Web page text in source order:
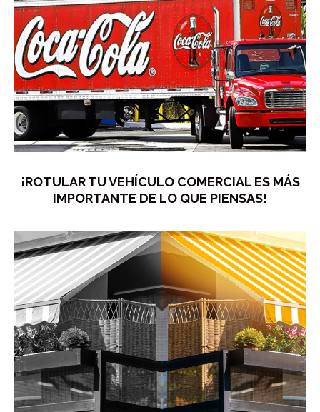
¡ROTULAR TU VEHÍCULO COMERCIAL ES MÁS
IMPORTANTE DE LO QUE PIENSAS!